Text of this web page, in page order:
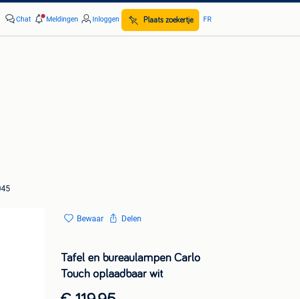
Chat Meldingen Inloggen Plaats zoekertje FR
Bewaar Delen
Tafel en bureaulampen Carlo
Touch oplaadbaar wit